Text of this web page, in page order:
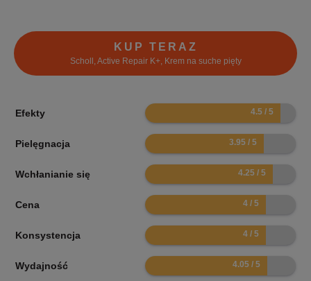
KUP TERAZ
Scholl, Active Repair K+, Krem na suche pięty
Efekty 9
Pielęgnacja 7.9
Wchłanianie się 8.5
Cena 8
Konsystencja 8
Wydajność 8.1